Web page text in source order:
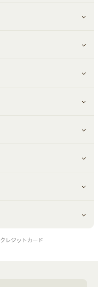
クレジットカード